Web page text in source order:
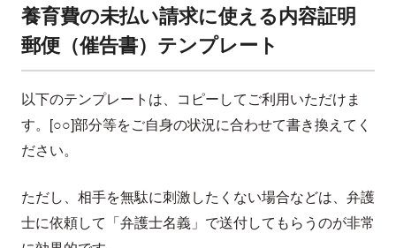
養育費の未払い請求に使える内容証明
郵便（催告書）テンプレート
以下のテンプレートは、コピーしてご利用いただけま
す。[○○]部分等をご自身の状況に合わせて書き換えてく
ださい。
ただし、相手を無駄に刺激したくない場合などは、弁護
士に依頼して「弁護士名義」で送付してもらうのが非常